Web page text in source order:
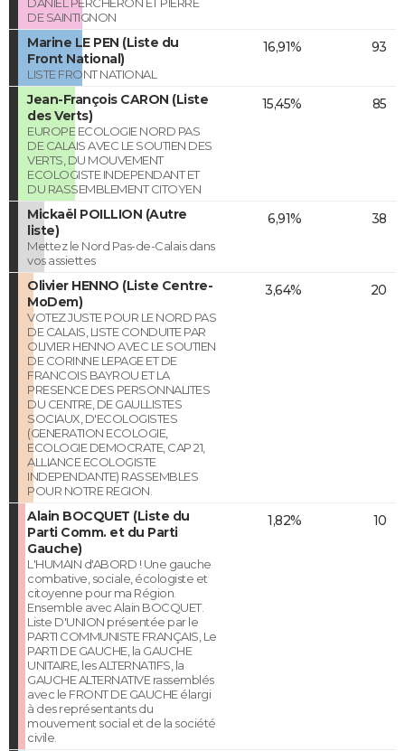
DE SAINTIGNON
Marine LE PEN (Liste du
Front National)
LISTE FRONT NATIONAL
16,91% 93
Jean-François CARON (Liste
des Verts)
EUROPE ECOLOGIE NORD PAS
DE CALAIS AVEC LE SOUTIEN DES
VERTS, DU MOUVEMENT
ECOLOGISTE INDEPENDANT ET
DU RASSEMBLEMENT CITOYEN
15,45% 85
Mickaël POILLION (Autre
liste)
Mettez le Nord Pas-de-Calais dans
vos assiettes
6,91% 38
Olivier HENNO (Liste Centre-
MoDem)
VOTEZ JUSTE POUR LE NORD PAS
DE CALAIS, LISTE CONDUITE PAR
OLIVIER HENNO AVEC LE SOUTIEN
DE CORINNE LEPAGE ET DE
FRANCOIS BAYROU ET LA
PRESENCE DES PERSONNALITES
DU CENTRE, DE GAULLISTES
SOCIAUX, D'ECOLOGISTES
(GENERATION ECOLOGIE,
ECOLOGIE DEMOCRATE, CAP 21,
ALLIANCE ECOLOGISTE
INDEPENDANTE) RASSEMBLES
POUR NOTRE REGION.
3,64% 20
Alain BOCQUET (Liste du
Parti Comm. et du Parti
Gauche)
L'HUMAIN d'ABORD ! Une gauche
combative, sociale, écologiste et
citoyenne pour ma Région.
Ensemble avec Alain BOCQUET.
Liste D'UNION présentée par le
PARTI COMMUNISTE FRANÇAIS, Le
PARTI DE GAUCHE, la GAUCHE
UNITAIRE, les ALTERNATIFS, la
GAUCHE ALTERNATIVE rassemblés
avec le FRONT DE GAUCHE élargi
à des représentants du
mouvement social et de la société
civile.
1,82% 10